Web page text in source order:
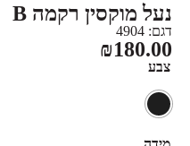
נעל מוקסין רקמה B
דגם: 4904
₪180.00
צבע